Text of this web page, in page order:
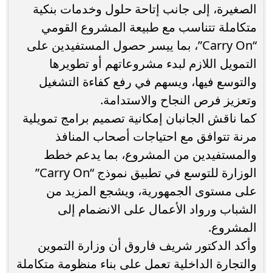
الصغيرة، إلى جانب إتاحة حلول وخدمات بنكية
متكاملة تتناسب مع طبيعة المشروع القومي
“Carry On”، بما ييسر حصول المستفيدين على
التمويل اللازم لبدء مشروعاتهم أو تطويرها
والتوسع فيها، ويسهم في رفع كفاءة التشغيل
وتعزيز فرص النجاح والاستدامة.
كما ناقش الجانبان إمكانية تصميم برامج تمويلية
مرنة تتوافق مع احتياجات أصحاب المنافذ
والمستفيدين من المشروع، بما يدعم خطط
الوزارة للتوسع في تطبيق نموذج “Carry On”
على مستوى الجمهورية، ويشجع المزيد من
الشباب ورواد الأعمال على الانضمام إلى
المشروع.
وأكد الدكتور شريف فاروق أن وزارة التموين
والتجارة الداخلية تعمل على بناء منظومة متكاملة